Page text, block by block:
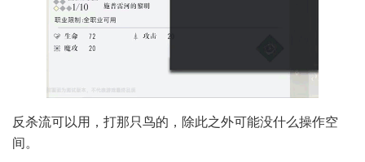
反杀流可以用，打那只鸟的，除此之外可能没什么操作空
间。